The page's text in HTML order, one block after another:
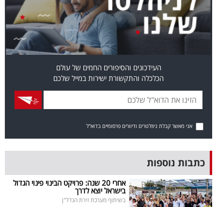
רייטינג
רכב
ופנאי
תיירות
5
המילון
הכלכלי
העידכונים והסיפורים החמים של עולם
הכלכלה והתקשורת ישירות במייל שלכם
אני מאשר קבלת ניוזלטרים ודיוורים פרסומיים בדוא"ל
כתבות נוספות
אחרי 20 שנה: פרויקט הבינוי פינוי הגדול
בישראל יוצא לדרך
בשיתוף מערכת זירת הנדל"ן